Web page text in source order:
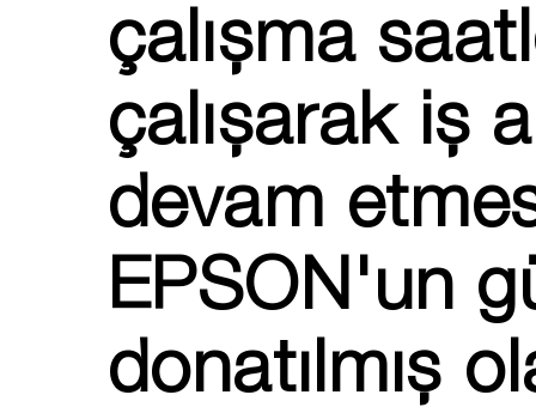
çalışma
çalışarak iş
devam
EPSON'un
donatılmış